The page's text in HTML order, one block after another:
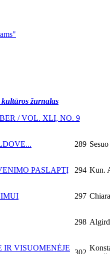
žurnalas
/ VOL. XLI, NO. 9
289
PASLAPTĮ 294 Kun.
297
298
IR VISUOMENĖJE
302